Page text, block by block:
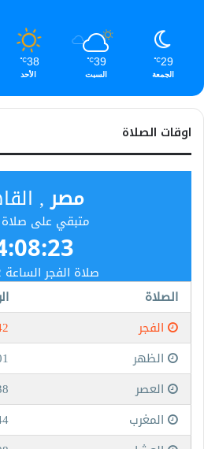
29
℃
الجمعة
39
℃
السبت
38
℃
الأحد
اوقات الصلاة